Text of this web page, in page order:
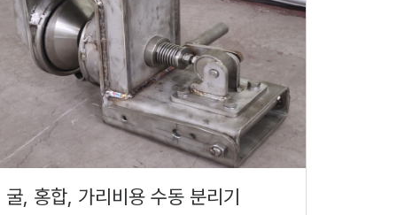
굴, 홍합, 가리비용 수동 분리기